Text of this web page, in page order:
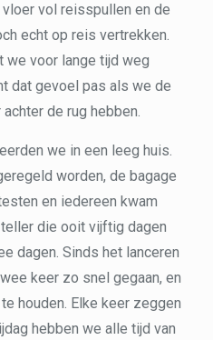
vloer vol reisspullen en de
echt op reis vertrekken.
we voor lange tijd weg
dat gevoel pas als we de
de rug hebben.
we in een leeg huis.
worden, de bagage
en iedereen kwam
die ooit vijftig dagen
dagen. Sinds het lanceren
keer zo snel gegaan, en
houden. Elke keer zeggen
hebben we alle tijd van